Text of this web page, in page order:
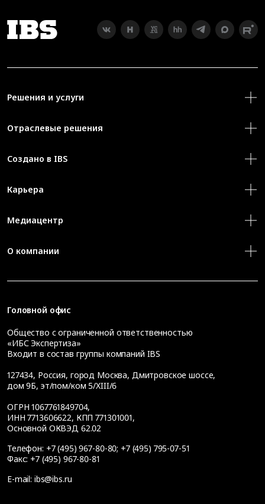
Решения и услуги
Отраслевые решения
Создано в IBS
Карьера
Медиацентр
О компании
Головной офис
Общество с ограниченной ответственностью
«ИБС Экспертиза»
Входит в состав группы компаний IBS
127434, Россия, город Москва, Дмитровское шоссе,
дом 9Б, эт/пом/ком 5/XIII/6
ОГРН 1067761849704,
ИНН 7713606622, КПП 771301001,
Основной ОКВЭД 62.02
Телефон: +7 (495) 967-80-80; +7 (495) 795-07-51
Факс: +7 (495) 967-80-81
E-mail: ibs@ibs.ru